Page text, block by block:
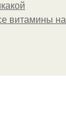
витамины на